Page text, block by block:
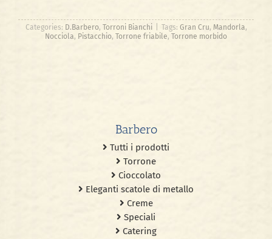
Categories: D.Barbero, Torroni Bianchi Tags: Gran Cru, Mandorla,
Nocciola, Pistacchio, Torrone friabile, Torrone morbido
Barbero
Tutti i prodotti
Torrone
Cioccolato
Eleganti scatole di metallo
Creme
Speciali
Catering